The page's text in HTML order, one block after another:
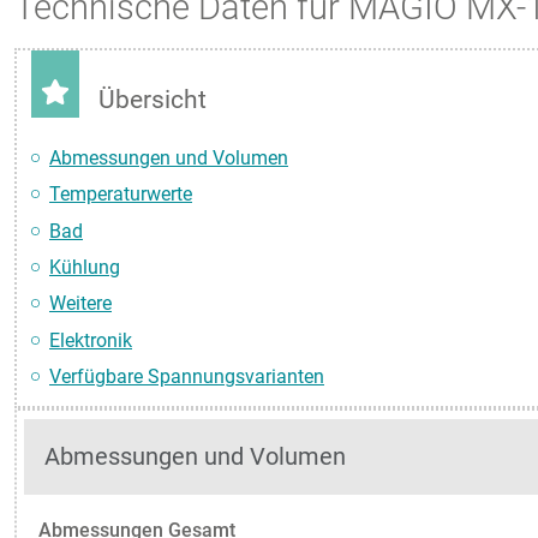
Übersicht
Abmessungen und Volumen
Temperaturwerte
Bad
Kühlung
Weitere
Elektronik
Verfügbare Spannungsvarianten
Abmessungen und Volumen
Abmessungen Gesamt